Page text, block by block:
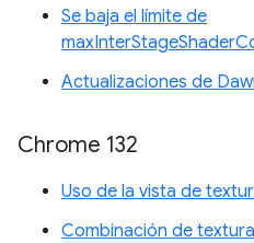
Se baja el límite de
Actualizaciones de
Chrome 132
Uso de la vista de
Combinación de